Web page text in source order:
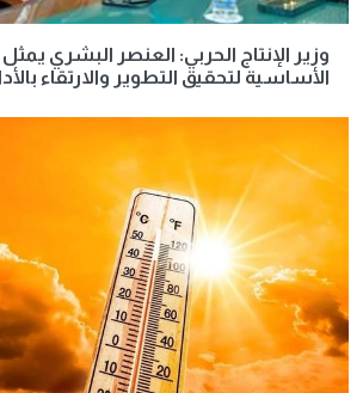
وزير الإنتاج الحربي: العنصر البشري يمثل
الأساسية لتحقيق التطوير والارتقاء